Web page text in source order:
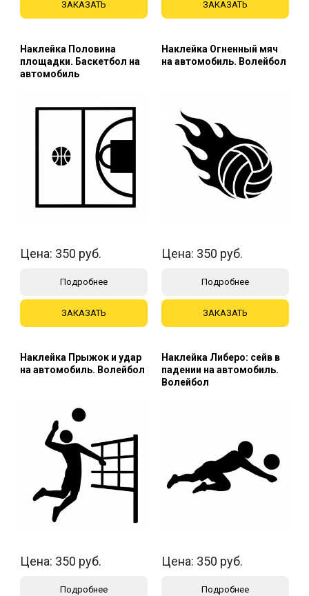
ЗАКАЗАТЬ ЗАКАЗАТЬ
Наклейка Половина
площадки. Баскетбол на
автомобиль
Цена: 350 руб.
Подробнее
ЗАКАЗАТЬ
Наклейка Огненный мяч
на автомобиль. Волейбол
Цена: 350 руб.
Подробнее
ЗАКАЗАТЬ
Наклейка Прыжок и удар
на автомобиль. Волейбол
Цена: 350 руб.
Подробнее
Наклейка Либеро: сейв в
падении на автомобиль.
Волейбол
Цена: 350 руб.
Подробнее